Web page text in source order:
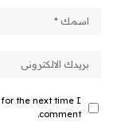
for the next time I
comment.